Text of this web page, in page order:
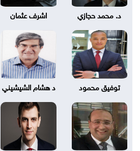
د. محمد حجازي اشرف عثمان
توفيق محمود د هشام الشيشيني